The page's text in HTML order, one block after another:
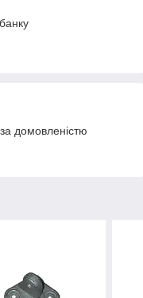
домовленістю